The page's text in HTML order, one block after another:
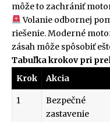
môže to zachrániť
Volanie odbornej
riešenie. Moderné
zásah môže spôsobiť
Tabuľka krokov pri
Krok
Akcia
1
Bezpečné
zastavenie